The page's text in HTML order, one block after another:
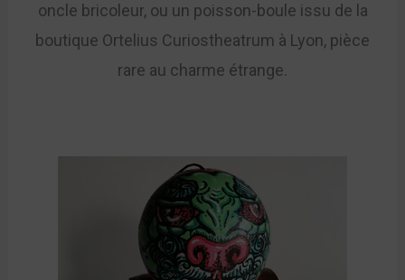
oncle bricoleur, ou un poisson-boule issu de la
boutique Ortelius Curiostheatrum à Lyon, pièce
rare au charme étrange.